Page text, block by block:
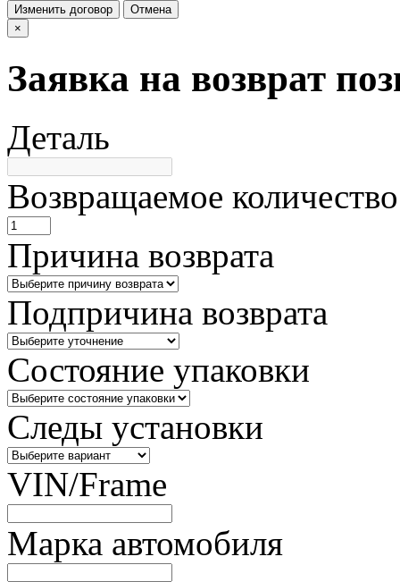
Изменить договор
Отмена
×
Заявка на возврат
Деталь
Возвращаемое количество
Причина возврата
Подпричина возврата
Состояние упаковки
Следы установки
VIN/Frame
Марка автомобиля